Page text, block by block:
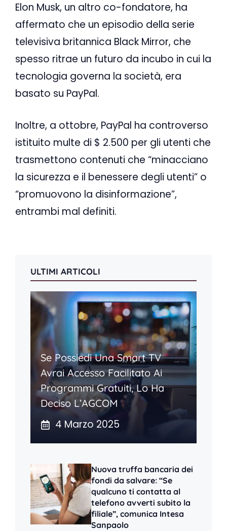
Elon Musk, un altro co-fondatore, ha
affermato che un episodio della serie
televisiva britannica Black Mirror, che
spesso ritrae un futuro da incubo in cui la
tecnologia governa la società, era
basato su PayPal.
Inoltre, a ottobre, PayPal ha controverso
istituito multe di $ 2.500 per gli utenti che
trasmettono contenuti che “minacciano
la sicurezza e il benessere degli utenti” o
“promuovono la disinformazione”,
entrambi mal definiti.
ULTIMI ARTICOLI
Se Possiedi Una Smart TV
Avrai Accesso Facilitato Ai
Programmi Gratuiti, Lo Ha
Deciso L’AGCOM
4 Marzo 2025
Nuova truffa bancaria dei
fondi da salvare: “Se
qualcuno ti contatta al
telefono avverti subito la
filiale”, comunica Intesa
Sanpaolo